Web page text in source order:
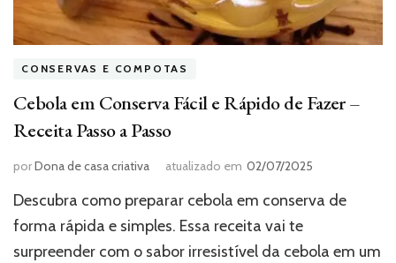
CONSERVAS E COMPOTAS
Cebola em Conserva Fácil e Rápido de Fazer –
Receita Passo a Passo
porDona de casa criativa atualizado em 02/07/2025
Descubra como preparar cebola em conserva de
forma rápida e simples. Essa receita vai te
surpreender com o sabor irresistível da cebola em um